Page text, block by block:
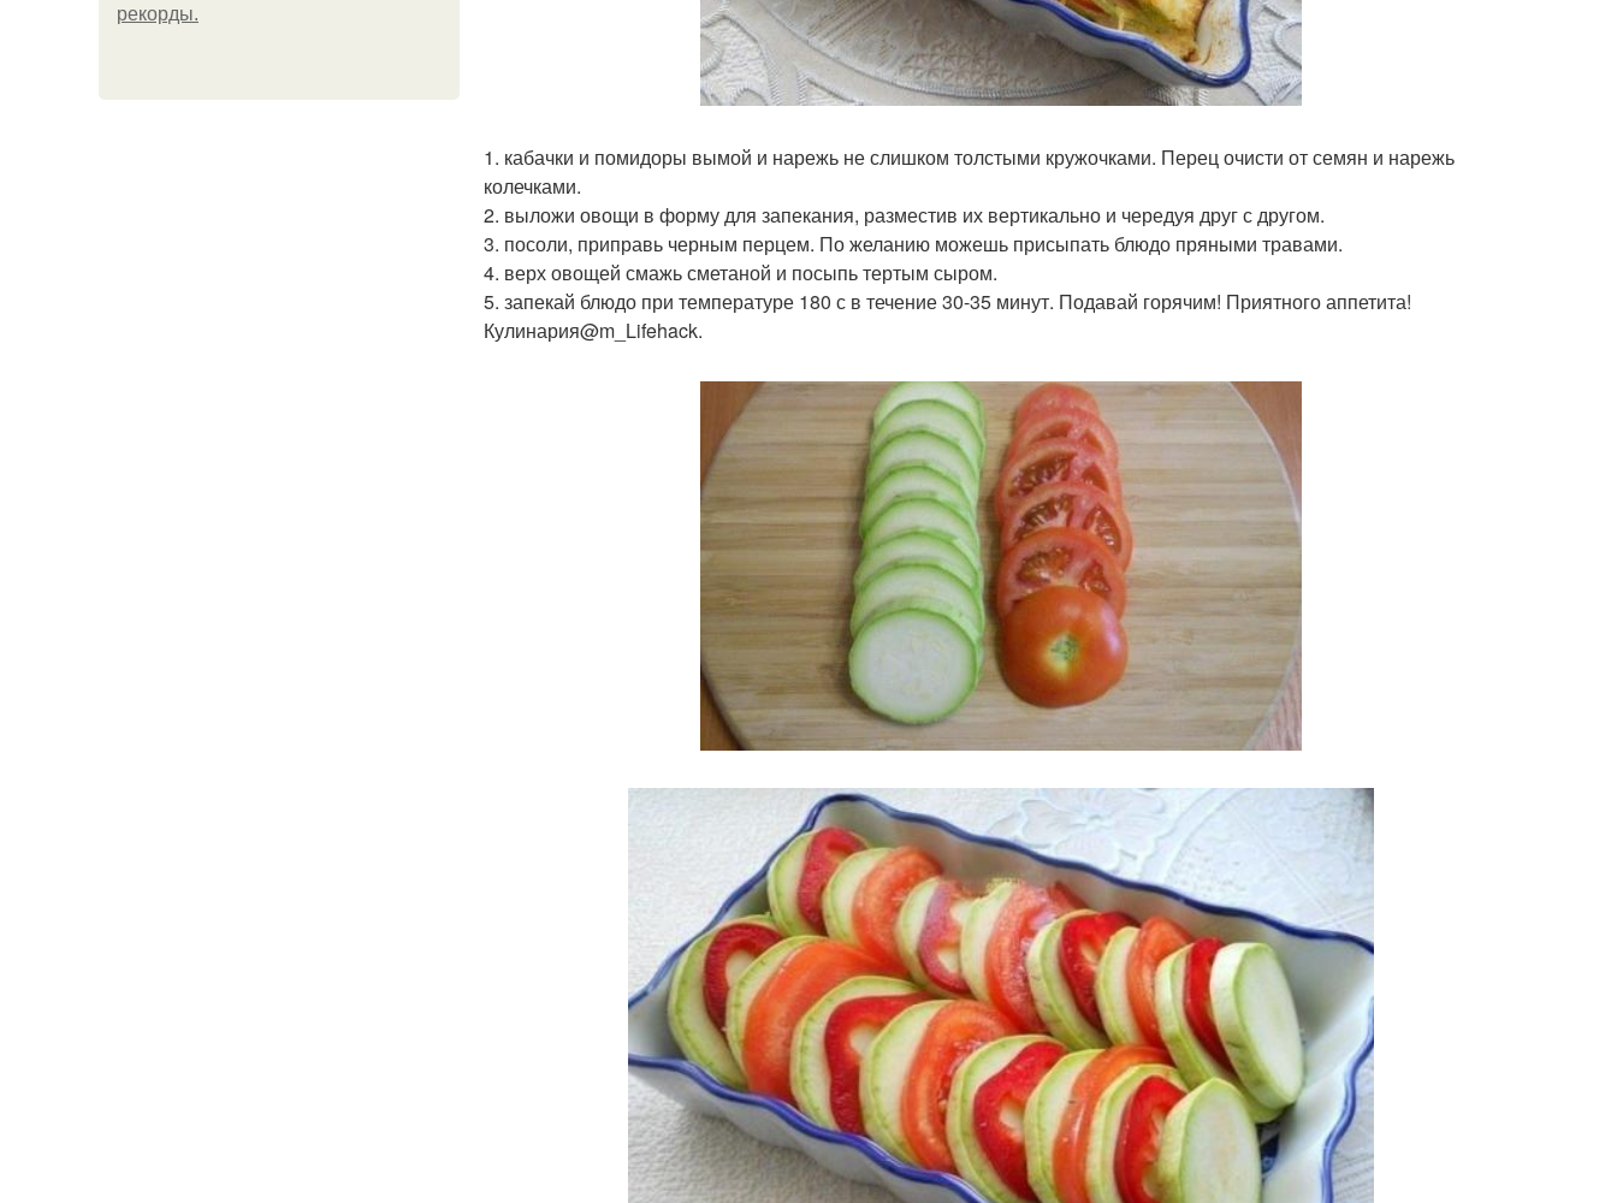
рекорды.
1. кабачки и помидоры вымой и нарежь не слишком толстыми кружочками. Перец очисти от семян и нарежь
колечками.
2. выложи овощи в форму для запекания, разместив их вертикально и чередуя друг с другом.
3. посоли, приправь черным перцем. По желанию можешь присыпать блюдо пряными травами.
4. верх овощей смажь сметаной и посыпь тертым сыром.
5. запекай блюдо при температуре 180 с в течение 30-35 минут. Подавай горячим! Приятного аппетита!
Кулинария@m_Lifehack.